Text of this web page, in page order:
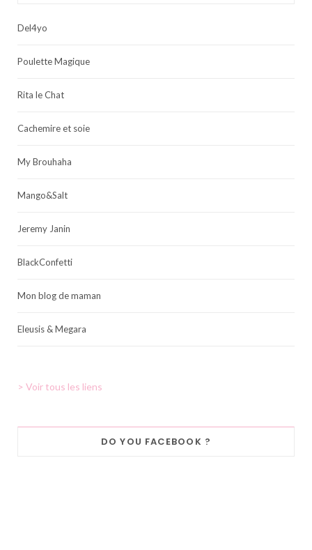
Del4yo
Poulette Magique
Rita le Chat
Cachemire et soie
My Brouhaha
Mango&Salt
Jeremy Janin
BlackConfetti
Mon blog de maman
Eleusis & Megara
> Voir tous les liens
DO YOU FACEBOOK ?